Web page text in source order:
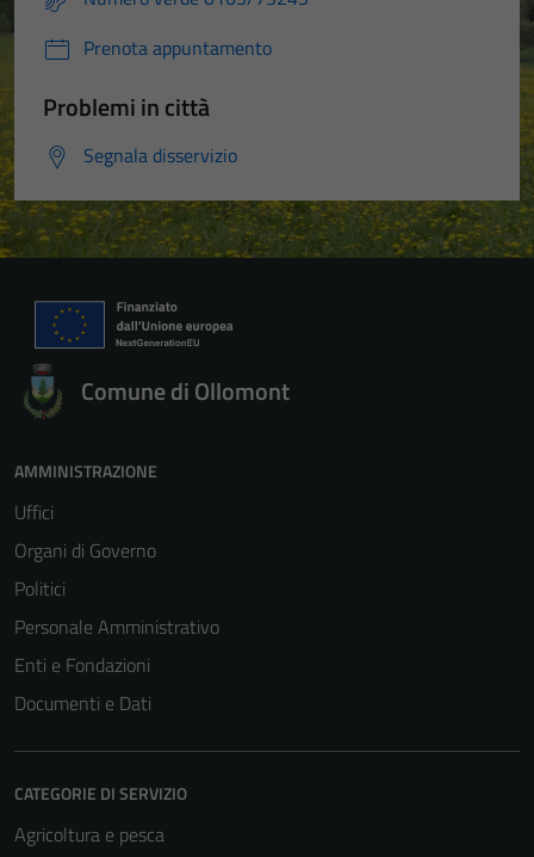
Prenota appuntamento
Problemi in città
Segnala disservizio
Comune di Ollomont
AMMINISTRAZIONE
Uffici
Organi di Governo
Politici
Personale Amministrativo
Enti e Fondazioni
Documenti e Dati
CATEGORIE DI SERVIZIO
Agricoltura e pesca